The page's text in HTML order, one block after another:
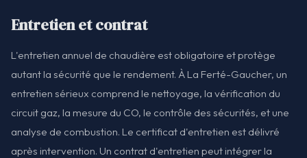
Entretien et contrat
L'entretien annuel de chaudière est obligatoire et protège
autant la sécurité que le rendement. À La Ferté-Gaucher, un
entretien sérieux comprend le nettoyage, la vérification du
circuit gaz, la mesure du CO, le contrôle des sécurités, et une
analyse de combustion. Le certificat d'entretien est délivré
après intervention. Un contrat d'entretien peut intégrer la